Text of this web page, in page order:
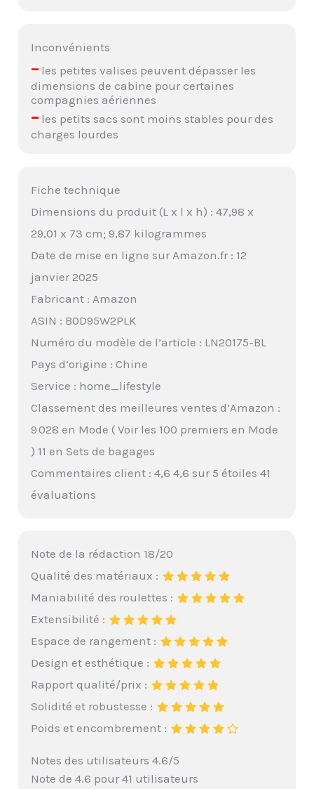
Inconvénients
– les petites valises peuvent dépasser les
dimensions de cabine pour certaines
compagnies aériennes
– les petits sacs sont moins stables pour des
charges lourdes
Fiche technique
Dimensions du produit (L x l x h) : 47,98 x
29,01 x 73 cm; 9,87 kilogrammes
Date de mise en ligne sur Amazon.fr : 12
janvier 2025
Fabricant : Amazon
ASIN : B0D95W2PLK
Numéro du modèle de l’article : LN20175-BL
Pays d’origine : Chine
Service : home_lifestyle
Classement des meilleures ventes d’Amazon :
9 028 en Mode ( Voir les 100 premiers en Mode
) 11 en Sets de bagages
Commentaires client : 4,6 4,6 sur 5 étoiles 41
évaluations
Note de la rédaction 18/20
Qualité des matériaux :
Maniabilité des roulettes :
Extensibilité :
Espace de rangement :
Design et esthétique :
Rapport qualité/prix :
Solidité et robustesse :
Poids et encombrement :
Notes des utilisateurs 4.6/5
Note de 4.6 pour 41 utilisateurs